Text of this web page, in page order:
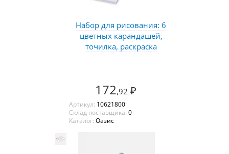
Набор для рисования: 6
цветных карандашей,
точилка, раскраска
172,92 ₽
Артикул: 10621800
Склад поставщика: 0
Каталог: Оазис